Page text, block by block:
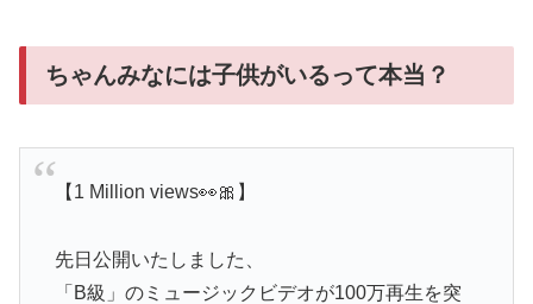
ちゃんみなには子供がいるって本当？
【1 Million views👀🎀】
先日公開いたしました、
「B級」のミュージックビデオが100万再生を突